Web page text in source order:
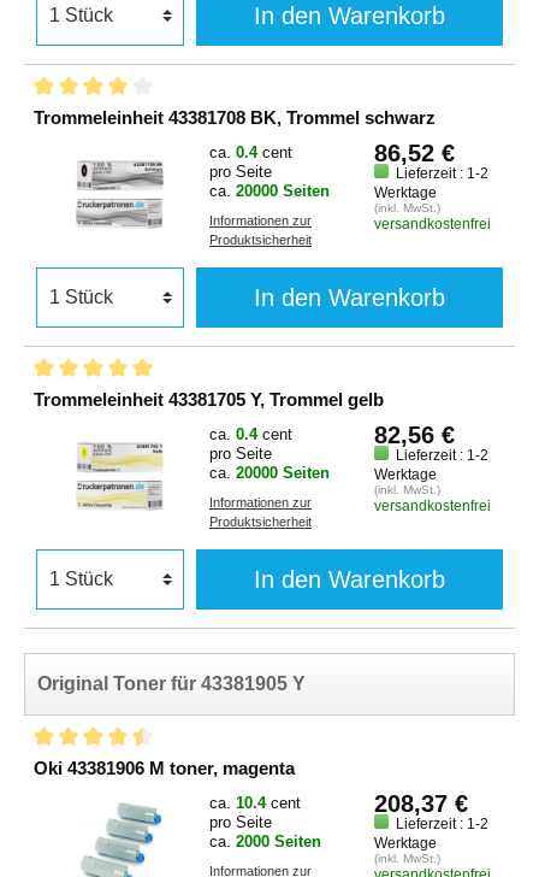
In den Warenkorb
Trommeleinheit 43381708 BK, Trommel schwarz
ca. 0.4 cent
pro Seite
ca. 20000 Seiten
Informationen zur
Produktsicherheit
86,52 €
Lieferzeit : 1-2
Werktage
(inkl. MwSt.)
versandkostenfrei
In den Warenkorb
Trommeleinheit 43381705 Y, Trommel gelb
ca. 0.4 cent
pro Seite
ca. 20000 Seiten
Informationen zur
Produktsicherheit
82,56 €
Lieferzeit : 1-2
Werktage
(inkl. MwSt.)
versandkostenfrei
In den Warenkorb
Original Toner für 43381905 Y
Oki 43381906 M toner, magenta
ca. 10.4 cent
pro Seite
ca. 2000 Seiten
Informationen zur
208,37 €
Lieferzeit : 1-2
Werktage
(inkl. MwSt.)